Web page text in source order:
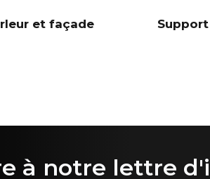
et façade
à notre lettre